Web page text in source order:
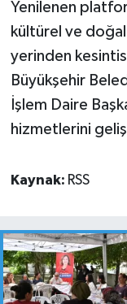
Yenilenen
kültürel ve
yerinden
Büyükşehir
İşlem Daire
hizmetlerini
Kaynak: RSS